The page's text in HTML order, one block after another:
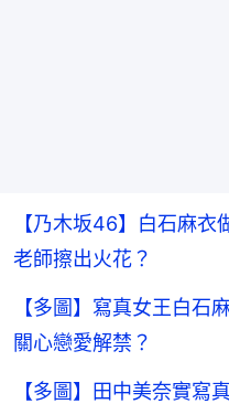
【乃木坂46】白石麻
老師擦出火花？
【多圖】寫真女王白
關心戀愛解禁？
【多圖】田中美奈實